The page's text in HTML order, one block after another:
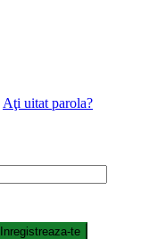
Aţi uitat parola?
Inregistreaza-te